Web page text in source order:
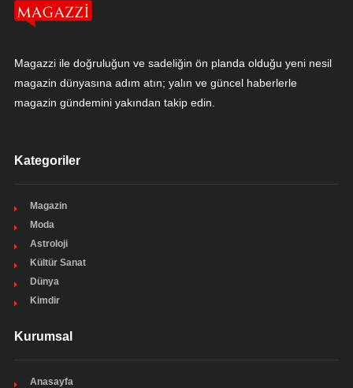
Magazzi ile doğruluğun ve sadeliğin ön planda olduğu yeni nesil
magazin dünyasına adım atın; yalın ve güncel haberlerle
magazin gündemini yakından takip edin.
Kategoriler
Magazin
Moda
Astroloji
Kültür Sanat
Dünya
Kimdir
Kurumsal
Anasayfa